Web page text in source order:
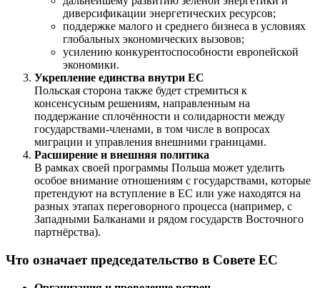
диверсификации энергетических ресурсов;
поддержке малого и среднего бизнеса в условиях
глобальных экономических вызовов;
усилению конкурентоспособности европейской
экономики.
Укрепление единства внутри ЕС
Польская сторона также будет стремиться к
консенсусным решениям, направленным на
поддержание сплочённости и солидарности между
государствами-членами, в том числе в вопросах
миграции и управления внешними границами.
Расширение и внешняя политика
В рамках своей программы Польша может уделить
особое внимание отношениям с государствами, которые
претендуют на вступление в ЕС или уже находятся на
разных этапах переговорного процесса (например, с
Западными Балканами и рядом государств Восточного
партнёрства).
Что означает председательство в Совете ЕС